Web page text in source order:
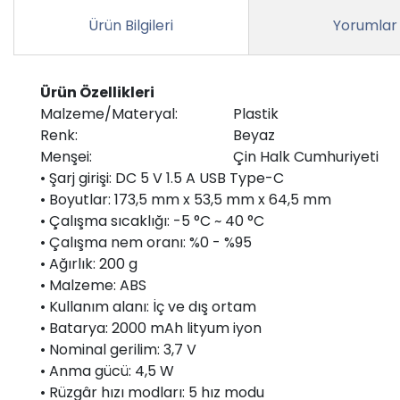
Ürün Bilgileri Yorumlar
Ürün Özellikleri
Malzeme/Materyal:
Plastik
Renk:
Beyaz
Menşei:
Çin Halk Cumhuriyeti
• Şarj girişi: DC 5 V 1.5 A USB Type-C
• Boyutlar: 173,5 mm x 53,5 mm x 64,5 mm
• Çalışma sıcaklığı: -5 °C ~ 40 °C
• Çalışma nem oranı: %0 - %95
• Ağırlık: 200 g
• Malzeme: ABS
• Kullanım alanı: İç ve dış ortam
• Batarya: 2000 mAh lityum iyon
• Nominal gerilim: 3,7 V
• Anma gücü: 4,5 W
• Rüzgâr hızı modları: 5 hız modu